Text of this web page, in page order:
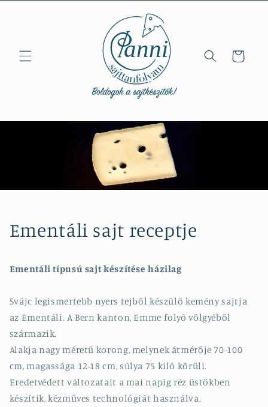
Kosár
Ementáli sajt receptje
Ementáli típusú sajt készítése házilag
Svájc legismertebb nyers tejből készülő kemény sajtja
az Ementáli. A Bern kanton, Emme folyó völgyéből
származik.
Alakja nagy méretű korong, melynek átmérője 70-100
cm, magassága 12-18 cm, súlya 75 kiló körüli.
Eredetvédett változatait a mai napig réz üstökben
készítik, kézműves technológiát használva.